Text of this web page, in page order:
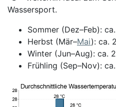
Wassersport.
Sommer (Dez–Feb):
Herbst (Mär–Mai): ca.
Winter (Jun–Aug): ca.
Frühling (Sep–Nov):